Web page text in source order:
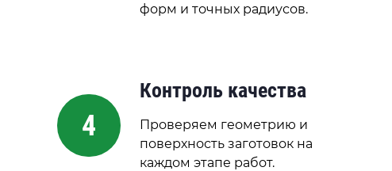
форм и точных радиусов.
4
Контроль качества
Проверяем геометрию и
поверхность заготовок на
каждом этапе работ.